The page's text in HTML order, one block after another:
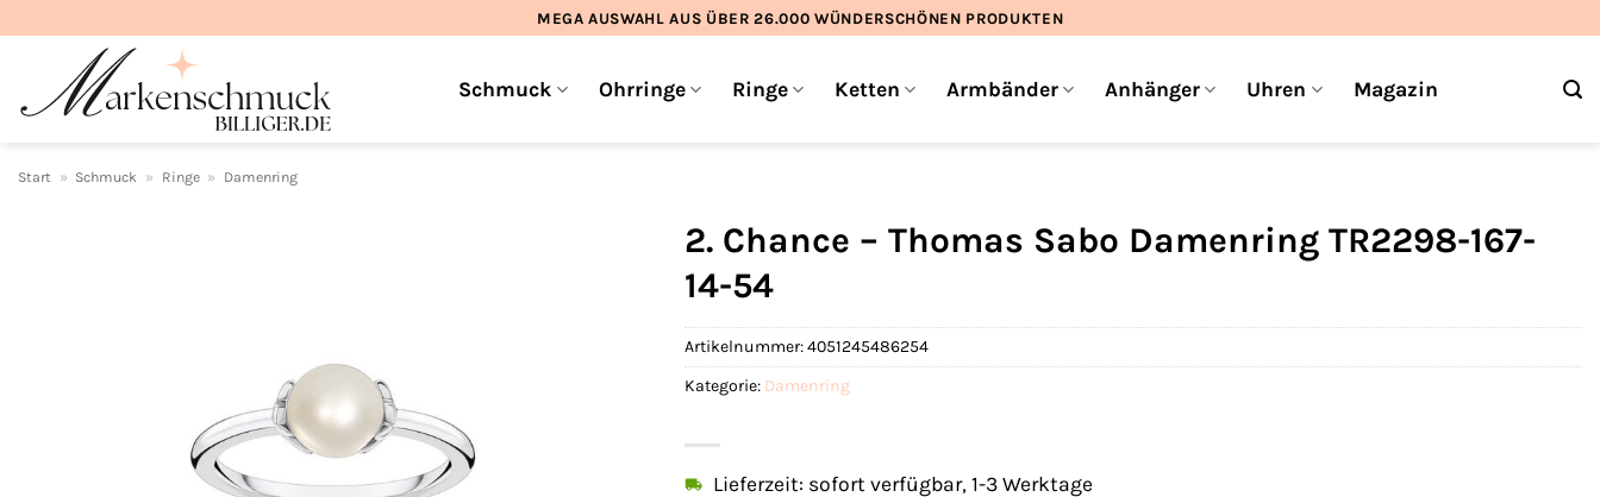
springen
MEGA AUSWAHL AUS ÜBER 26.000 WÜNDERSCHÖNEN PRODUKTEN
Schmuck Ohrringe Ringe Ketten Armbänder Anhänger Uhren Magazin
Start » Schmuck » Ringe » Damenring
2. Chance – Thomas Sabo Damenring TR2298-167-
14-54
Lieferzeit: sofort verfügbar, 1-3 Werktage
Artikelnummer:4051245486254
Kategorie: Damenring